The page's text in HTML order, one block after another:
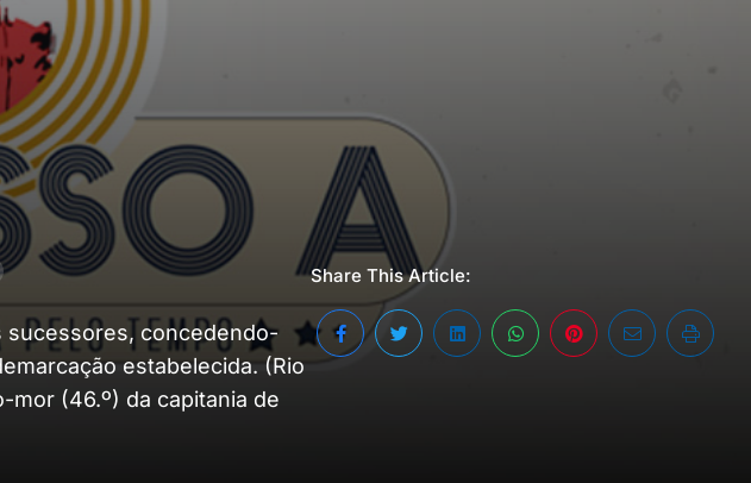
sucessores, concedendo-
estabelecida. (Rio
(46.º) da capitania de
Share This Article: